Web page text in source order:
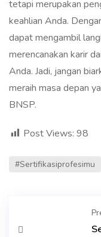
tetapi merupakan
keahlian Anda.
dapat mengambil
merencanakan karir
Anda. Jadi, jangan
meraih masa depan
BNSP.
Post Views: 98
#sertifikasiprofesimu